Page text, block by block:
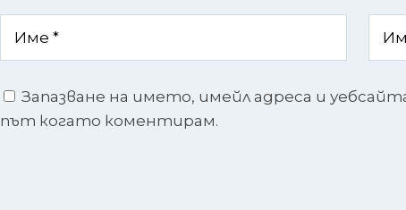
Запазване на името, имейл адреса и
път когато коментирам.